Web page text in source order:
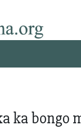
ka bongo